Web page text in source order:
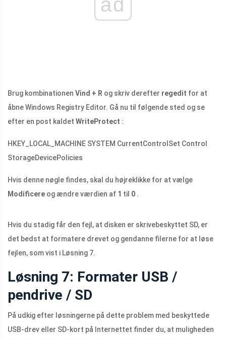
Brug kombinationen Vind + R og skriv derefter regedit for at
åbne Windows Registry Editor. Gå nu til følgende sted og se
efter en post kaldet WriteProtect :
HKEY_LOCAL_MACHINE SYSTEM CurrentControlSet Control
StorageDevicePolicies
Hvis denne nøgle findes, skal du højreklikke for at vælge
Modificere og ændre værdien af 1 til 0 .
Hvis du stadig får den fejl, at disken er skrivebeskyttet SD, er
det bedst at formatere drevet og gendanne filerne for at løse
fejlen, som vist i Løsning 7.
Løsning 7: Formater USB /
pendrive / SD
På udkig efter løsningerne på dette problem med beskyttede
USB-drev eller SD-kort på Internettet finder du, at muligheden